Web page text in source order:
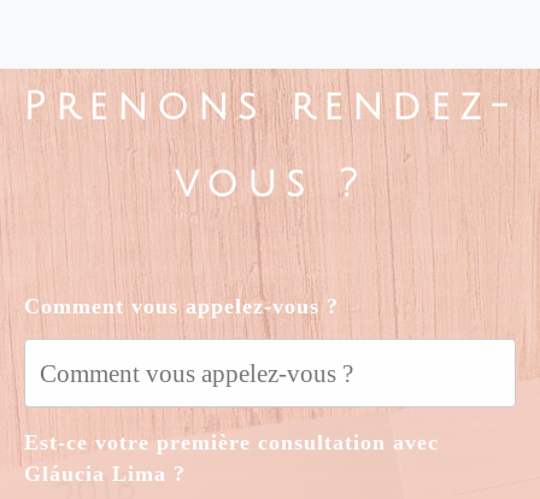
Prenons rendez-
vous ?
Comment vous appelez-vous ?
Est-ce votre première consultation avec
Gláucia Lima ?